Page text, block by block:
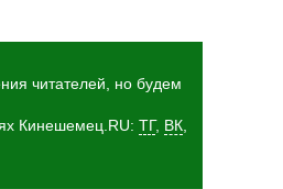
читателей, но будем
Кинешемец.RU: ТГ, ВК